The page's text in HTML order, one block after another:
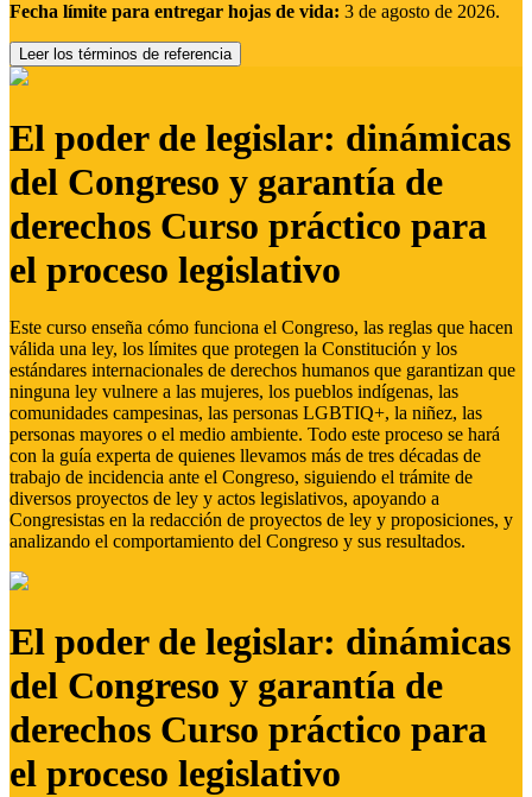
Fecha límite para entregar hojas de vida: 3 de agosto de 2026.
Leer los términos de referencia
El poder de legislar: dinámicas
del Congreso y garantía de
derechos Curso práctico para
el proceso legislativo
Este curso enseña cómo funciona el Congreso, las reglas que hacen
válida una ley, los límites que protegen la Constitución y los
estándares internacionales de derechos humanos que garantizan que
ninguna ley vulnere a las mujeres, los pueblos indígenas, las
comunidades campesinas, las personas LGBTIQ+, la niñez, las
personas mayores o el medio ambiente. Todo este proceso se hará
con la guía experta de quienes llevamos más de tres décadas de
trabajo de incidencia ante el Congreso, siguiendo el trámite de
diversos proyectos de ley y actos legislativos, apoyando a
Congresistas en la redacción de proyectos de ley y proposiciones, y
analizando el comportamiento del Congreso y sus resultados.
El poder de legislar: dinámicas
del Congreso y garantía de
derechos Curso práctico para
el proceso legislativo